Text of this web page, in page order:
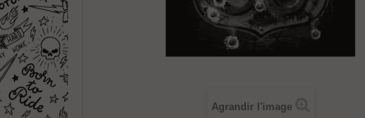
Agrandir l'image